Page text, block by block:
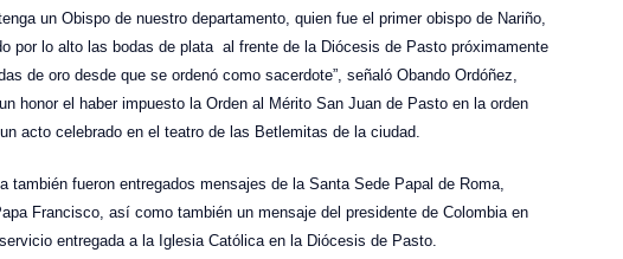
un Obispo de nuestro departamento, quien fue el primer obispo de Nariño,
por lo alto las bodas de plata al frente de la Diócesis de Pasto próximamente
de oro desde que se ordenó como sacerdote”, señaló Obando Ordóñez,
honor el haber impuesto la Orden al Mérito San Juan de Pasto en la orden
acto celebrado en el teatro de las Betlemitas de la ciudad.
también fueron entregados mensajes de la Santa Sede Papal de Roma,
Francisco, así como también un mensaje del presidente de Colombia en
entregada a la Iglesia Católica en la Diócesis de Pasto.